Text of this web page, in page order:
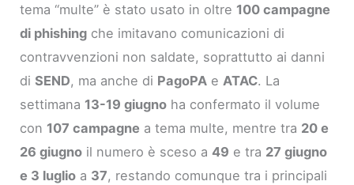
tema “multe” è stato usato in oltre 100 campagne
di phishing che imitavano comunicazioni di
contravvenzioni non saldate, soprattutto ai danni
diSEND, ma anche di PagoPA eATAC. La
settimana 13-19 giugno ha confermato il volume
con 107 campagne a tema multe, mentre tra 20 e
26 giugno il numero è sceso a49 e tra 27 giugno
e 3 luglio a 37, restando comunque tra i principali